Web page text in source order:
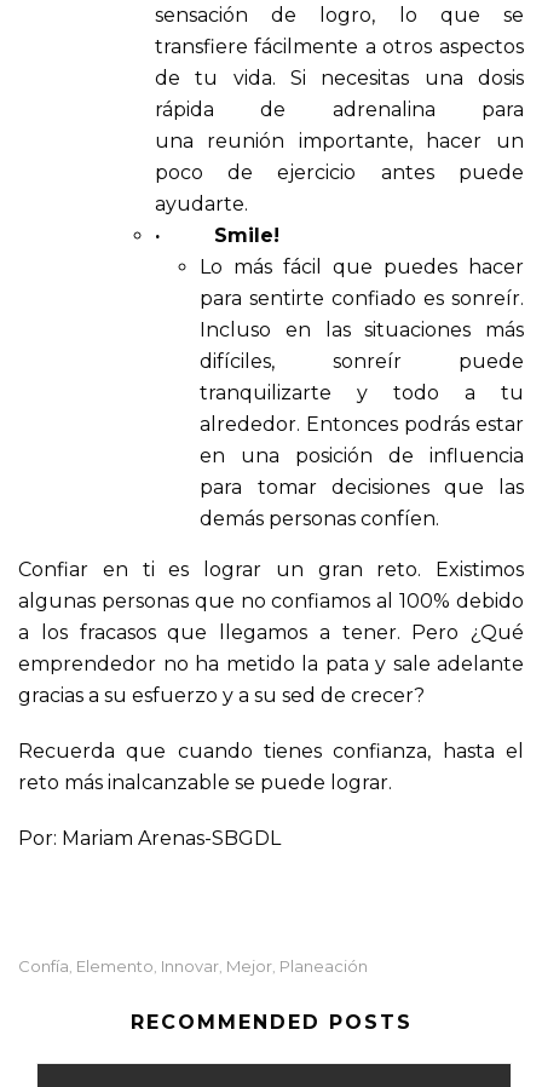
sensación de logro, lo que se
transfiere fácilmente a otros aspectos
de tu vida. Si necesitas una dosis
rápida de adrenalina para
una reunión importante, hacer un
poco de ejercicio antes puede
ayudarte.
· Smile!
Lo más fácil que puedes hacer
para sentirte confiado es sonreír.
Incluso en las situaciones más
difíciles, sonreír puede
tranquilizarte y todo a tu
alrededor. Entonces podrás estar
en una posición de influencia
para tomar decisiones que las
demás personas confíen.
Confiar en ti es lograr un gran reto. Existimos
algunas personas que no confiamos al 100% debido
a los fracasos que llegamos a tener. Pero ¿Qué
emprendedor no ha metido la pata y sale adelante
gracias a su esfuerzo y a su sed de crecer?
Recuerda que cuando tienes confianza, hasta el
reto más inalcanzable se puede lograr.
Por: Mariam Arenas-SBGDL
Confía, Elemento, Innovar, Mejor, Planeación
RECOMMENDED POSTS